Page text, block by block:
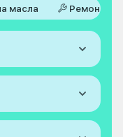
масла Ремонт